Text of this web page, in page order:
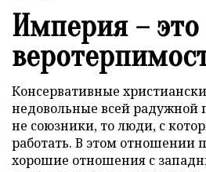
Империя – это
Консервативные
недовольные всей радужной
не союзники, то люди, с
работать. В этом отношении
хорошие отношения с